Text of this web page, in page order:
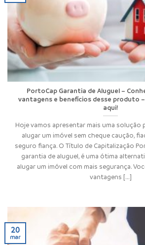
PortoCap Garantia de Aluguel –
vantagens e benefícios desse produto
aqui!
Hoje vamos apresentar mais uma solução
alugar um imóvel sem cheque caução,
seguro fiança. O Título de Capitalização
garantia de aluguel, é uma ótima
alugar um imóvel com mais segurança.
vantagens [...]
20
mar